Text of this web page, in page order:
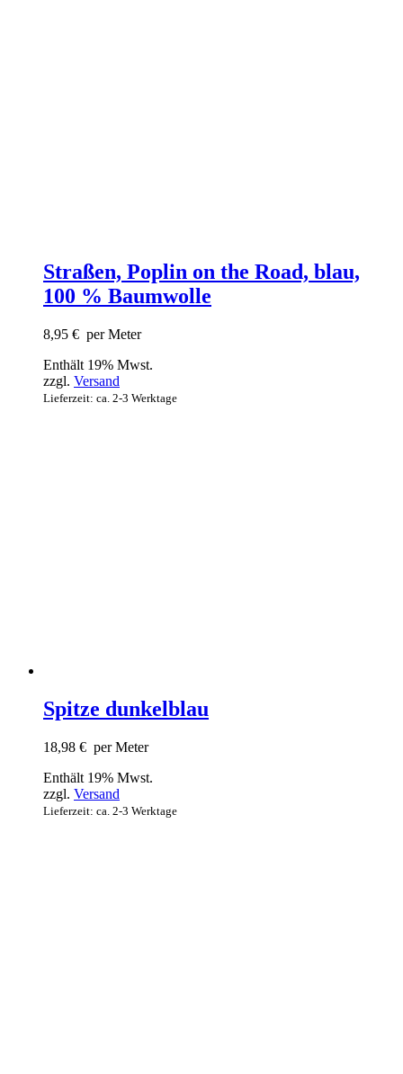
Straßen, Poplin on the Road, blau,
100 % Baumwolle
8,95 € per Meter
Enthält 19% Mwst.
zzgl. Versand
Lieferzeit: ca. 2-3 Werktage
Spitze dunkelblau
18,98 € per Meter
Enthält 19% Mwst.
zzgl. Versand
Lieferzeit: ca. 2-3 Werktage